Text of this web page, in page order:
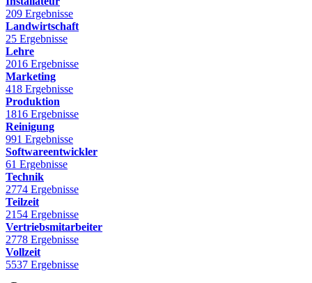
209 Ergebnisse
Landwirtschaft
25 Ergebnisse
Lehre
2016 Ergebnisse
Marketing
418 Ergebnisse
Produktion
1816 Ergebnisse
Reinigung
991 Ergebnisse
Softwareentwickler
61 Ergebnisse
Technik
2774 Ergebnisse
Teilzeit
2154 Ergebnisse
Vertriebsmitarbeiter
2778 Ergebnisse
Vollzeit
5537 Ergebnisse